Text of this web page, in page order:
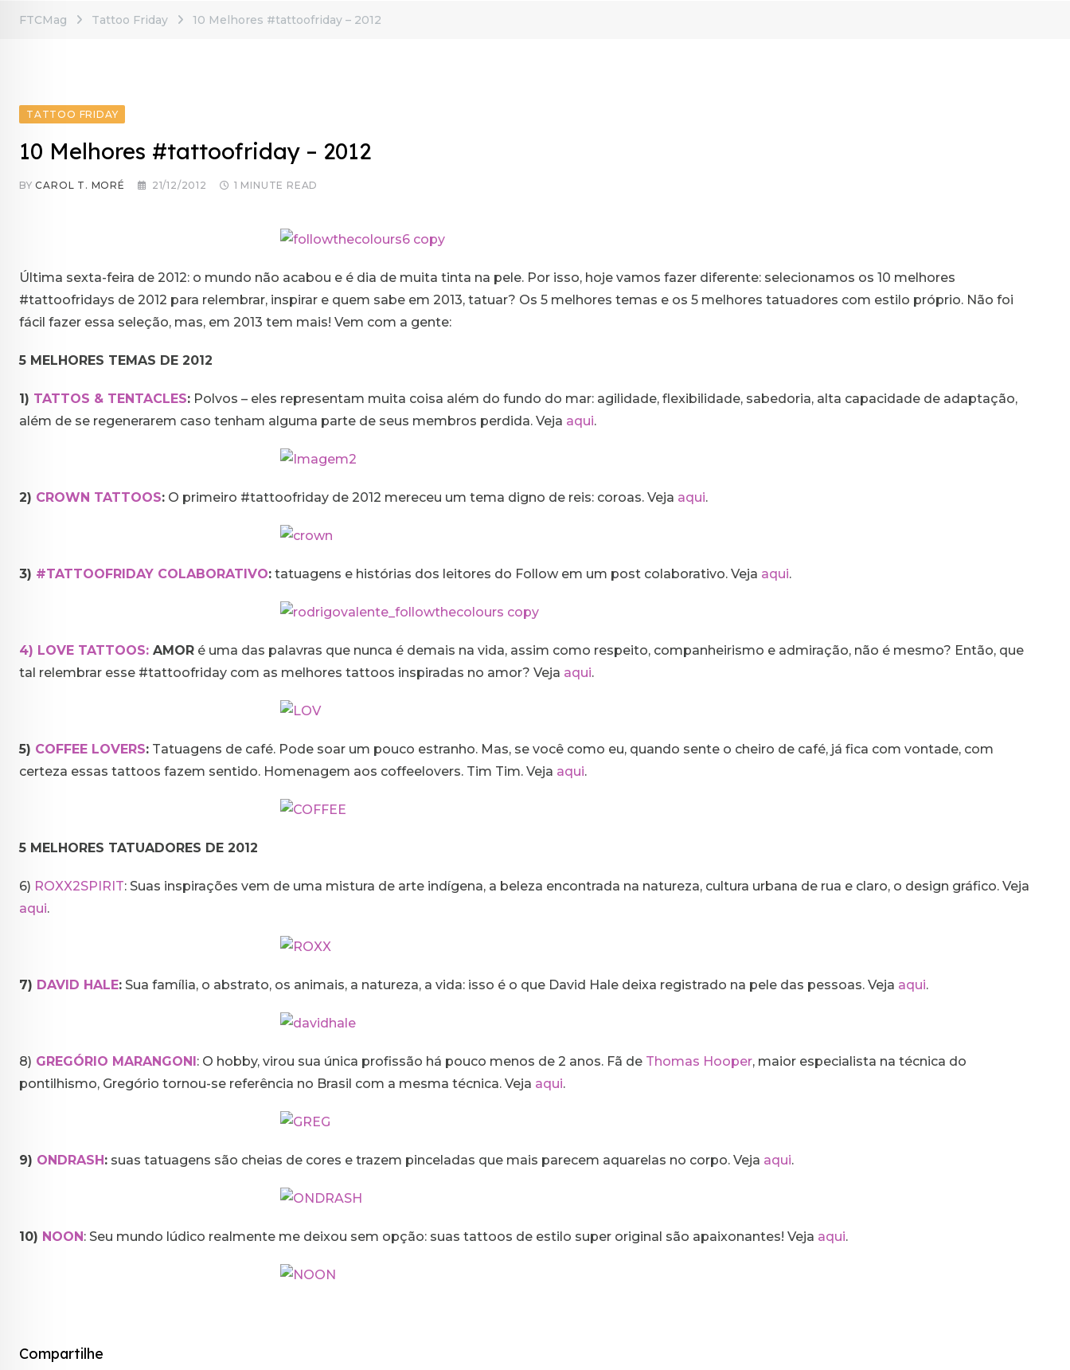
FTCMag Tattoo Friday 10 Melhores #tattoofriday – 2012
TATTOO FRIDAY
10 Melhores #tattoofriday – 2012
BYCAROL T. MORÉ 21/12/2012 1 MINUTE READ
Última sexta-feira de 2012: o mundo não acabou e é dia de muita tinta na pele. Por isso, hoje vamos fazer diferente: selecionamos os 10 melhores
#tattoofridays de 2012 para relembrar, inspirar e quem sabe em 2013, tatuar? Os 5 melhores temas e os 5 melhores tatuadores com estilo próprio. Não foi
fácil fazer essa seleção, mas, em 2013 tem mais! Vem com a gente:
5 MELHORES TEMAS DE 2012
1) TATTOS & TENTACLES: Polvos – eles representam muita coisa além do fundo do mar: agilidade, flexibilidade, sabedoria, alta capacidade de adaptação,
além de se regenerarem caso tenham alguma parte de seus membros perdida. Veja aqui.
2) CROWN TATTOOS: O primeiro #tattoofriday de 2012 mereceu um tema digno de reis: coroas. Veja aqui.
3) #TATTOOFRIDAY COLABORATIVO: tatuagens e histórias dos leitores do Follow em um post colaborativo. Veja aqui.
4) LOVE TATTOOS: AMOR é uma das palavras que nunca é demais na vida, assim como respeito, companheirismo e admiração, não é mesmo? Então, que
tal relembrar esse #tattoofriday com as melhores tattoos inspiradas no amor? Veja aqui.
5) COFFEE LOVERS: Tatuagens de café. Pode soar um pouco estranho. Mas, se você como eu, quando sente o cheiro de café, já fica com vontade, com
certeza essas tattoos fazem sentido. Homenagem aos coffeelovers. Tim Tim. Veja aqui.
5 MELHORES TATUADORES DE 2012
6) ROXX2SPIRIT: Suas inspirações vem de uma mistura de arte indígena, a beleza encontrada na natureza, cultura urbana de rua e claro, o design gráfico. Veja
aqui.
7) DAVID HALE: Sua família, o abstrato, os animais, a natureza, a vida: isso é o que David Hale deixa registrado na pele das pessoas. Veja aqui.
8) GREGÓRIO MARANGONI : O hobby, virou sua única profissão há pouco menos de 2 anos. Fã de Thomas Hooper, maior especialista na técnica do
pontilhismo, Gregório tornou-se referência no Brasil com a mesma técnica. Veja aqui.
9) ONDRASH : suas tatuagens são cheias de cores e trazem pinceladas que mais parecem aquarelas no corpo. Veja aqui.
10) NOON : Seu mundo lúdico realmente me deixou sem opção: suas tattoos de estilo super original são apaixonantes! Veja aqui.
Compartilhe